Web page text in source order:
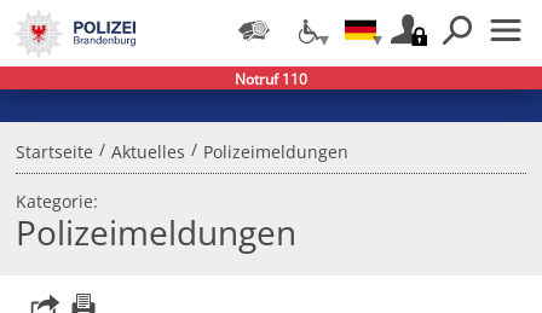
Startseite / Aktuelles / Polizeimeldungen
Kategorie:
Polizeimeldungen
Notruf 110